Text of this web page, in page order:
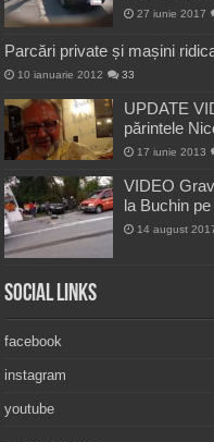
27 iunie 2017
Parcări private și mașini
10 ianuarie 2012 33
UPDATE
părintele
17 iunie 2013
VIDEO
la Buchin
14 august
Social Links
facebook
instagram
youtube